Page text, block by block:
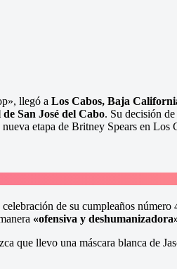
llegó a Los Cabos, Baja
San José del Cabo. Su decisión
etapa de Britney Spears en Los
de su cumpleaños
«ofensiva y
que llevo una máscara blanca